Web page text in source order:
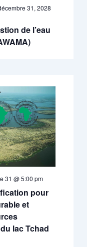
de l’eau
31, 2028
pour
et
lac Tchad
31 @ 5:00 pm